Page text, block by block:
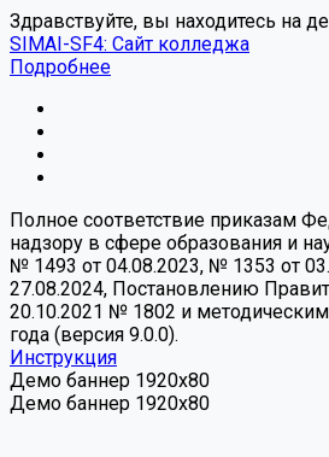
Здравствуйте, вы находитесь на
SIMAI-SF4: Сайт колледжа
Подробнее
Полное соответствие приказам
надзору в сфере образования и
№ 1493 от 04.08.2023, № 1353 от
27.08.2024, Постановлению
20.10.2021 № 1802 и
года (версия 9.0.0).
Инструкция
Демо баннер 1920x80
Демо баннер 1920x80